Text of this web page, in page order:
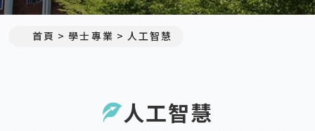
首頁 學士專業 人工智慧
人工智慧